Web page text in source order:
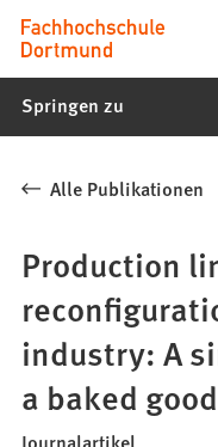
Inhalt anspringen
Fachhochschule
Dortmund
-
Studiengänge,
Bewerbung
Springen zu
Alle Publikationen
Production
industry: A
a baked